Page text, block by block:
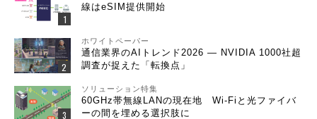
線はeSIM提供開始
ホワイトペーパー
通信業界のAIトレンド2026 ― NVIDIA 1000社超
調査が捉えた「転換点」
ソリューション特集
60GHz帯無線LANの現在地 Wi-Fiと光ファイバ
ーの間を埋める選択肢に